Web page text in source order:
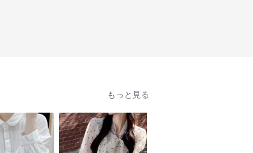
もっと見る